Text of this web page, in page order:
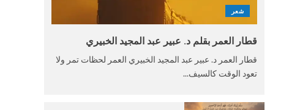
شعر
قطار العمر بقلم د. عبير عبد المجيد الخبيري
قطار العمر د. عبير عبد المجيد الخبيري العمر لحظات تمر ولا
تعود الوقت كالسيف...